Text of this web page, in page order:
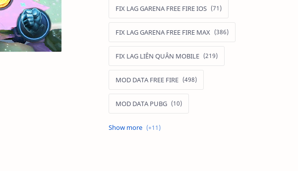
FIX LAG GARENA FREE FIRE IOS
FIX LAG GARENA FREE FIRE MAX
FIX LAG LIÊN QUÂN MOBILE
MOD DATA FREE FIRE
MOD DATA PUBG
MOD FREE FIRE